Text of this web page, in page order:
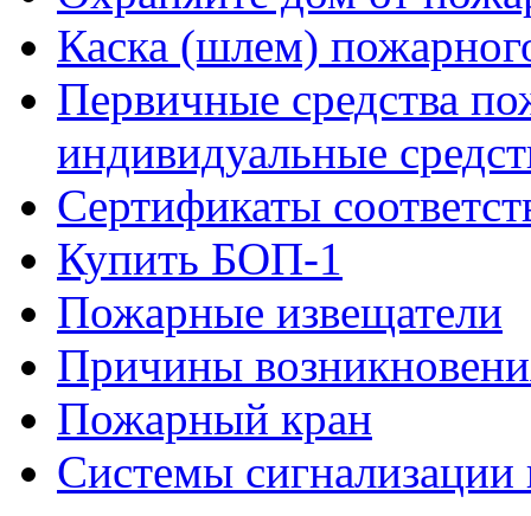
Каска (шлем)
Первичные средства
индивидуальные
Сертификаты
Купить БОП-1
Пожарные извещатели
Причины
Пожарный кран
Системы